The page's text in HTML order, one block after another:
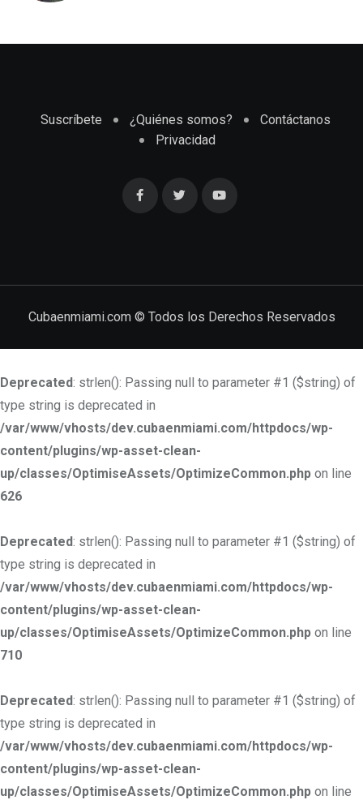
Suscríbete ¿Quiénes somos?
Contáctanos
Privacidad
Cubaenmiami.com © Todos los Derechos Reservados
Deprecated: strlen(): Passing null to parameter #1 ($string) of
type string is deprecated in
/var/www/vhosts/dev.cubaenmiami.com/httpdocs/wp-
content/plugins/wp-asset-clean-
up/classes/OptimiseAssets/OptimizeCommon.php on line
626
Deprecated: strlen(): Passing null to parameter #1 ($string) of
type string is deprecated in
/var/www/vhosts/dev.cubaenmiami.com/httpdocs/wp-
content/plugins/wp-asset-clean-
up/classes/OptimiseAssets/OptimizeCommon.php on line
710
Deprecated: strlen(): Passing null to parameter #1 ($string) of
type string is deprecated in
/var/www/vhosts/dev.cubaenmiami.com/httpdocs/wp-
content/plugins/wp-asset-clean-
up/classes/OptimiseAssets/OptimizeCommon.php on line